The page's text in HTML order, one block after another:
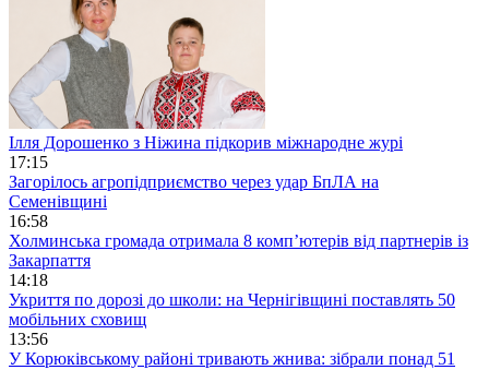
Ілля Дорошенко з Ніжина підкорив міжнародне журі
17:15
Загорілось агропідприємство через удар БпЛА на
Семенівщині
16:58
Холминська громада отримала 8 комп’ютерів від партнерів із
Закарпаття
14:18
Укриття по дорозі до школи: на Чернігівщині поставлять 50
мобільних сховищ
13:56
У Корюківському районі тривають жнива: зібрали понад 51